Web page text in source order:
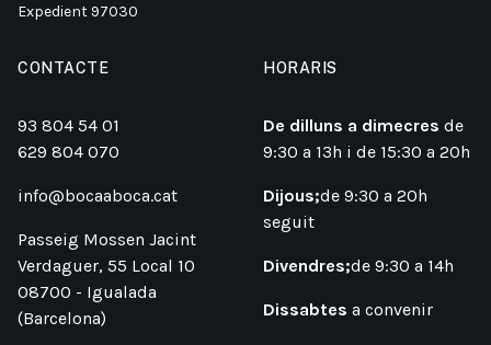
Expedient 97030
CONTACTE
93 804 54 01
629 804 070
info@bocaaboca.cat
Passeig Mossen Jacint
Verdaguer, 55 Local 10
08700 - Igualada
(Barcelona)
HORARIS
De dilluns a dimecres de
9:30 a 13h i de 15:30 a 20h
Dijous;de 9:30 a 20h
seguit
Divendres;de 9:30 a 14h
Dissabtes a convenir